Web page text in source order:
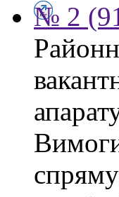
№ 2